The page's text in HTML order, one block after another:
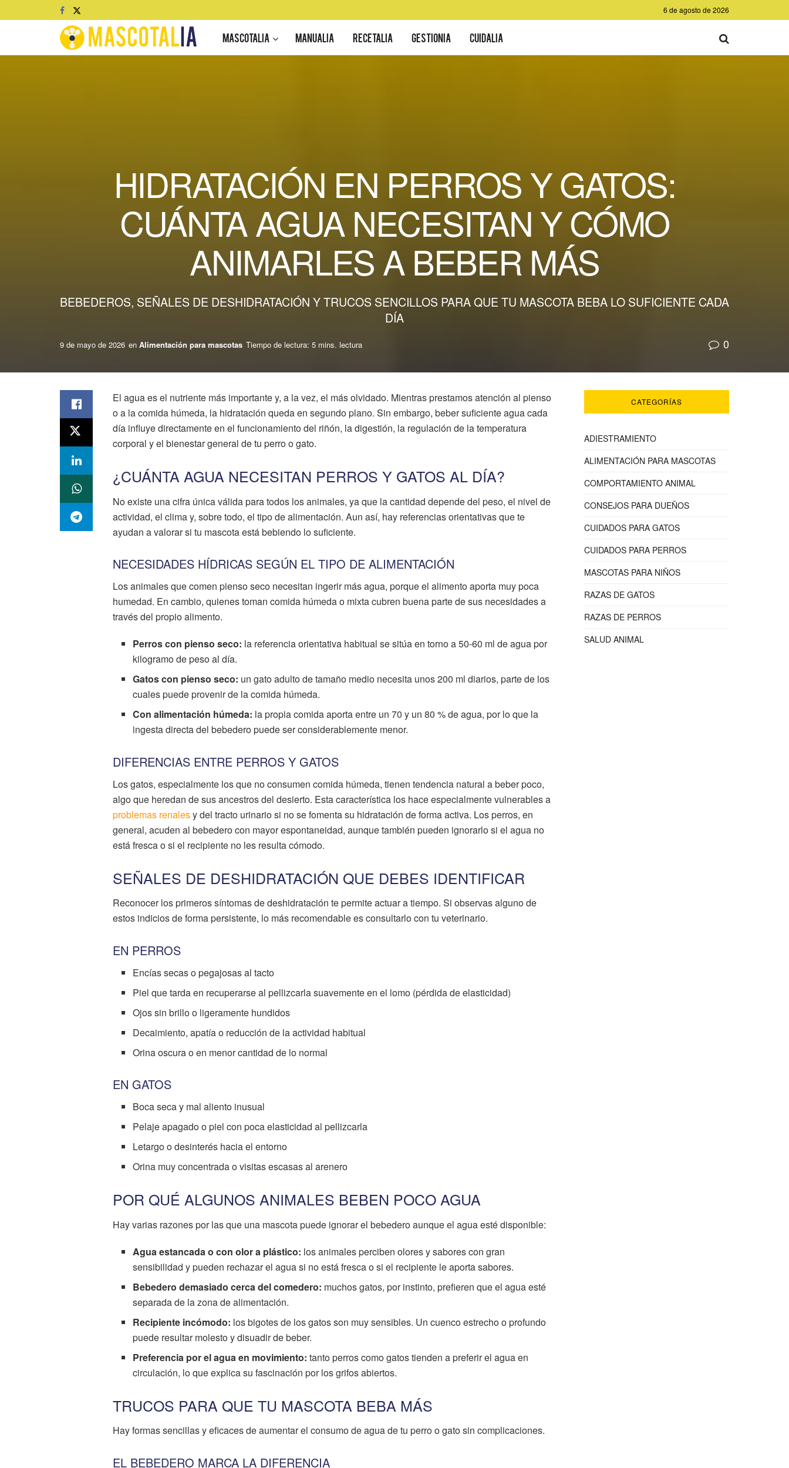
6 de agosto de 2026
MASCOTALIA MANUALIA RECETALIA GESTIONIA CUIDALIA
HIDRATACIÓN EN PERROS Y GATOS:
CUÁNTA AGUA NECESITAN Y CÓMO
ANIMARLES A BEBER MÁS
BEBEDEROS, SEÑALES DE DESHIDRATACIÓN Y TRUCOS SENCILLOS PARA QUE TU MASCOTA BEBA LO SUFICIENTE CADA
DÍA
9 de mayo de 2026 en Alimentación para mascotas Tiempo de lectura: 5 mins. lectura 0
El agua es el nutriente más importante y, a la vez, el más olvidado. Mientras prestamos atención al pienso
o a la comida húmeda, la hidratación queda en segundo plano. Sin embargo, beber suficiente agua cada
día influye directamente en el funcionamiento del riñón, la digestión, la regulación de la temperatura
corporal y el bienestar general de tu perro o gato.
¿CUÁNTA AGUA NECESITAN PERROS Y GATOS AL DÍA?
No existe una cifra única válida para todos los animales, ya que la cantidad depende del peso, el nivel de
actividad, el clima y, sobre todo, el tipo de alimentación. Aun así, hay referencias orientativas que te
ayudan a valorar si tu mascota está bebiendo lo suficiente.
NECESIDADES HÍDRICAS SEGÚN EL TIPO DE ALIMENTACIÓN
Los animales que comen pienso seco necesitan ingerir más agua, porque el alimento aporta muy poca
humedad. En cambio, quienes toman comida húmeda o mixta cubren buena parte de sus necesidades a
través del propio alimento.
Perros con pienso seco: la referencia orientativa habitual se sitúa en torno a 50-60 ml de agua por
kilogramo de peso al día.
Gatos con pienso seco: un gato adulto de tamaño medio necesita unos 200 ml diarios, parte de los
cuales puede provenir de la comida húmeda.
Con alimentación húmeda: la propia comida aporta entre un 70 y un 80 % de agua, por lo que la
ingesta directa del bebedero puede ser considerablemente menor.
DIFERENCIAS ENTRE PERROS Y GATOS
Los gatos, especialmente los que no consumen comida húmeda, tienen tendencia natural a beber poco,
algo que heredan de sus ancestros del desierto. Esta característica los hace especialmente vulnerables a
problemas renalesy del tracto urinario si no se fomenta su hidratación de forma activa. Los perros, en
general, acuden al bebedero con mayor espontaneidad, aunque también pueden ignorarlo si el agua no
está fresca o si el recipiente no les resulta cómodo.
SEÑALES DE DESHIDRATACIÓN QUE DEBES IDENTIFICAR
Reconocer los primeros síntomas de deshidratación te permite actuar a tiempo. Si observas alguno de
estos indicios de forma persistente, lo más recomendable es consultarlo con tu veterinario.
EN PERROS
Encías secas o pegajosas al tacto
Piel que tarda en recuperarse al pellizcarla suavemente en el lomo (pérdida de elasticidad)
Ojos sin brillo o ligeramente hundidos
Decaimiento, apatía o reducción de la actividad habitual
Orina oscura o en menor cantidad de lo normal
EN GATOS
Boca seca y mal aliento inusual
Pelaje apagado o piel con poca elasticidad al pellizcarla
Letargo o desinterés hacia el entorno
Orina muy concentrada o visitas escasas al arenero
POR QUÉ ALGUNOS ANIMALES BEBEN POCO AGUA
Hay varias razones por las que una mascota puede ignorar el bebedero aunque el agua esté disponible:
Agua estancada o con olor a plástico: los animales perciben olores y sabores con gran
sensibilidad y pueden rechazar el agua si no está fresca o si el recipiente le aporta sabores.
Bebedero demasiado cerca del comedero: muchos gatos, por instinto, prefieren que el agua esté
separada de la zona de alimentación.
Recipiente incómodo: los bigotes de los gatos son muy sensibles. Un cuenco estrecho o profundo
puede resultar molesto y disuadir de beber.
Preferencia por el agua en movimiento: tanto perros como gatos tienden a preferir el agua en
circulación, lo que explica su fascinación por los grifos abiertos.
TRUCOS PARA QUE TU MASCOTA BEBA MÁS
Hay formas sencillas y eficaces de aumentar el consumo de agua de tu perro o gato sin complicaciones.
EL BEBEDERO MARCA LA DIFERENCIA
CATEGORÍAS
ADIESTRAMIENTO
ALIMENTACIÓN PARA MASCOTAS
COMPORTAMIENTO ANIMAL
CONSEJOS PARA DUEÑOS
CUIDADOS PARA GATOS
CUIDADOS PARA PERROS
MASCOTAS PARA NIÑOS
RAZAS DE GATOS
RAZAS DE PERROS
SALUD ANIMAL